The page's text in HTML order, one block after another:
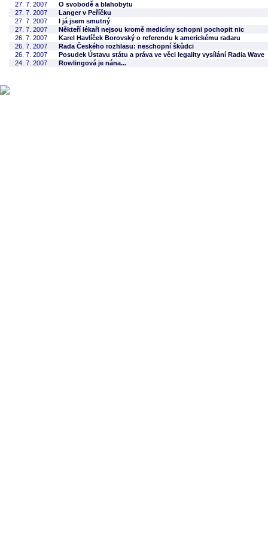
27. 7. 2007
O svobodě a blahobytu
27. 7. 2007
Langer v Peříčku
27. 7. 2007
I já jsem smutný
27. 7. 2007
Někteří lékaři nejsou kromě medicíny schopni pochopit nic
26. 7. 2007
Karel Havlíček Borovský o referendu k americkému radaru
26. 7. 2007
Rada Českého rozhlasu: neschopní škůdci
26. 7. 2007
Posudek Ústavu státu a práva ve věci legality vysílání Radia Wave
24. 7. 2007
Rowlingová je nána...